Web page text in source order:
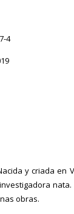
4
y criada en
obras.